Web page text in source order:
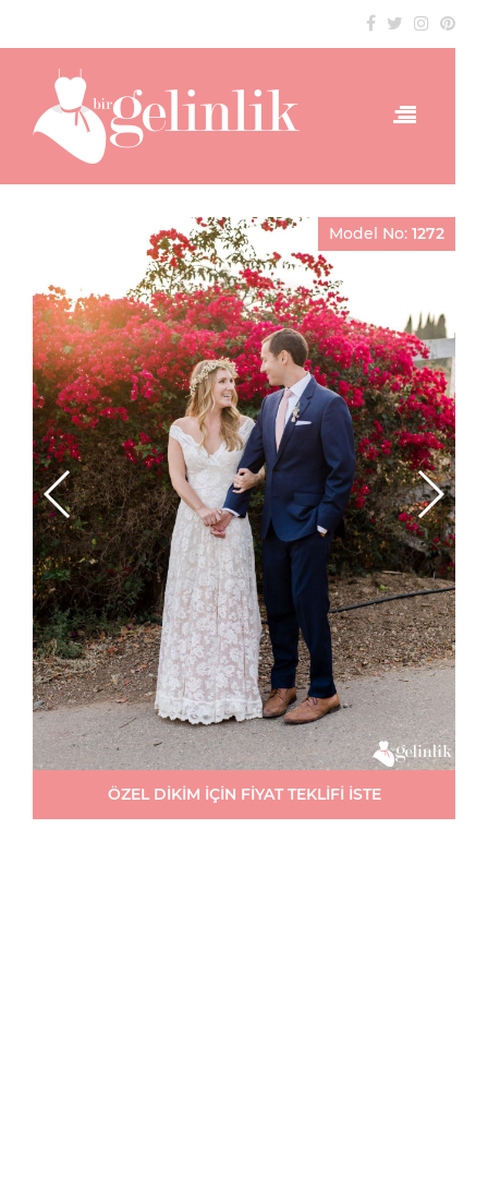
Model No: 1272
ÖZEL DİKİM İÇİN FİYAT TEKLİFİ İSTE